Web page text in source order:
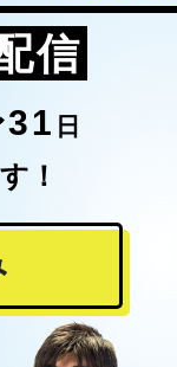
信
31 日
！